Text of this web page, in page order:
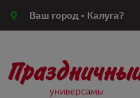
Ваш город - Калуга?